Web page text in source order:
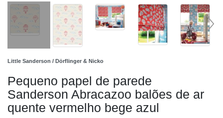
Little Sanderson / Dörflinger & Nicko
Pequeno papel de parede
Sanderson Abracazoo balões de ar
quente vermelho bege azul